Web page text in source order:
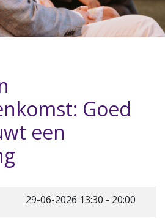
Goed
een
29-06-2026 13:30 - 20:00